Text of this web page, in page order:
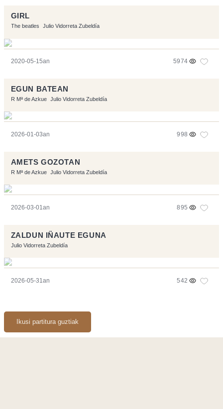
GIRL
The beatles Julio Vidorreta Zubeldía
2020-05-15an 5974
EGUN BATEAN
R Mª de Azkue Julio Vidorreta Zubeldía
2026-01-03an 998
AMETS GOZOTAN
R Mª de Azkue Julio Vidorreta Zubeldía
2026-03-01an 895
ZALDUN IÑAUTE EGUNA
Julio Vidorreta Zubeldía
2026-05-31an 542
Ikusi partitura guztiak